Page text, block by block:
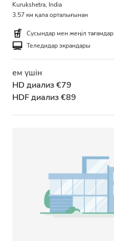
Kurukshetra, India
3.57 км қала орталығынан
Сусындар мен жеңіл тағамдар
Теледидар экрандары
ем үшін
HD диализ €79
HDF диализ €89